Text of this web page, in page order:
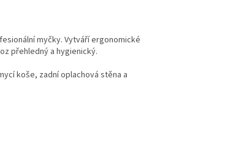
myčky. Vytváří ergonomické
přehledný a hygienický.
koše, zadní oplachová stěna a